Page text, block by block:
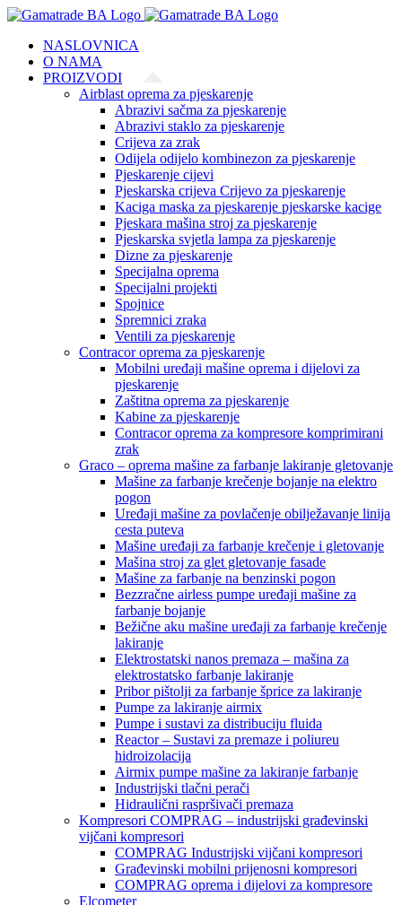
Skip
contentNASLOVNICA
O NAMA
PROIZVODI
Airblast oprema za pjeskarenje
Abrazivi sačma za pjeskarenje
Abrazivi staklo za pjeskarenje
Crijeva za zrak
Odijela odijelo kombinezon za pjeskarenje
Pjeskarenje cijevi
Pjeskarska crijeva Crijevo za pjeskarenje
Kaciga maska za pjeskarenje pjeskarske kacige
Pjeskara mašina stroj za pjeskarenje
Pjeskarska svjetla lampa za pjeskarenje
Dizne za pjeskarenje
Specijalna oprema
Specijalni projekti
Spojnice
Spremnici zraka
Ventili za pjeskarenje
Contracor oprema za pjeskarenje
Mobilni uređaji mašine oprema i dijelovi za
pjeskarenje
Zaštitna oprema za pjeskarenje
Kabine za pjeskarenje
Contracor oprema za kompresore komprimirani
zrak
Graco – oprema mašine za farbanje lakiranje gletovanje
Mašine za farbanje krečenje bojanje na elektro
pogon
Uređaji mašine za povlačenje obilježavanje linija
cesta puteva
Mašine uređaji za farbanje krečenje i gletovanje
Mašina stroj za glet gletovanje fasade
Mašine za farbanje na benzinski pogon
Bezzračne airless pumpe uređaji mašine za
farbanje bojanje
Bežične aku mašine uređaji za farbanje krečenje
lakiranje
Elektrostatski nanos premaza – mašina za
elektrostatsko farbanje lakiranje
Pribor pištolji za farbanje šprice za lakiranje
Pumpe za lakiranje airmix
Pumpe i sustavi za distribuciju fluida
Reactor – Sustavi za premaze i poliureu
hidroizolacija
Airmix pumpe mašine za lakiranje farbanje
Industrijski tlačni perači
Hidraulični raspršivači premaza
Kompresori COMPRAG – industrijski građevinski
vijčani kompresori
COMPRAG Industrijski vijčani kompresori
Građevinski mobilni prijenosni kompresori
COMPRAG oprema i dijelovi za kompresore
Elcometer